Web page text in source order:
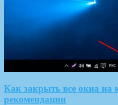
Как закрыть все окна на
рекомендации